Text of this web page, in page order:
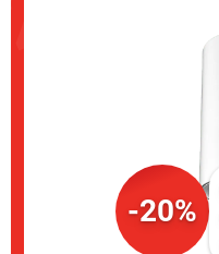
-20%